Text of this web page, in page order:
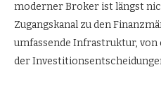
moderner Broker ist längst
Zugangskanal zu den
umfassende Infrastruktur,
der